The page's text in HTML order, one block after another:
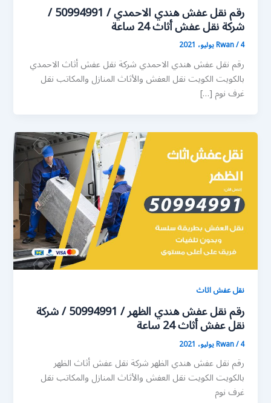
رقم نقل عفش هندي الاحمدي / 50994991 /
شركة نقل عفش أثاث 24 ساعة
Rwan/4 يوليو، 2021
رقم نقل عفش هندي الاحمدي شركة نقل عفش أثاث الاحمدي
بالكويت الكويت نقل العفش والأثاث المنازل والمكاتب نقل
غرف نوم […]
نقل عفش اثاث
رقم نقل عفش هندي الظهر / 50994991 / شركة
نقل عفش أثاث 24 ساعة
Rwan/4 يوليو، 2021
رقم نقل عفش هندي الظهر شركة نقل عفش أثاث الظهر
بالكويت الكويت نقل العفش والأثاث المنازل والمكاتب نقل
غرف نوم